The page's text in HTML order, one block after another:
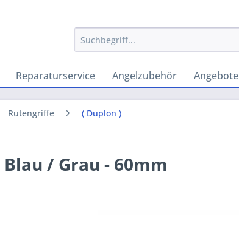
Reparaturservice Angelzubehör Angebote
Rutengriffe ( Duplon )
/ Grau - 60mm